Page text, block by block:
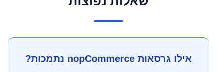
אילו גרסאות nopCommerce נתמכות?